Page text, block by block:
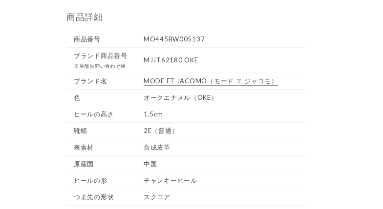
商品詳細
商品番号 MO445BW005137
ブランド商品番号
※店舗お問い合わせ用
MJJT62180 OKE
ブランド名 MODE ET JACOMO （モード エ ジャコモ）
色 オークエナメル（OKE）
ヒールの高さ 1.5cm
靴幅 2E（普通）
表素材 合成皮革
原産国 中国
ヒールの形 チャンキーヒール
つま先の形状 スクエア